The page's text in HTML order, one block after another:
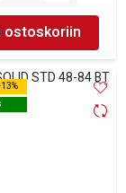
ostoskoriin